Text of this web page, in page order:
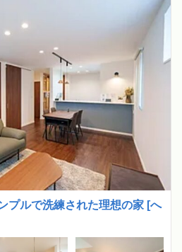
プルで洗練された理想の家 [へ